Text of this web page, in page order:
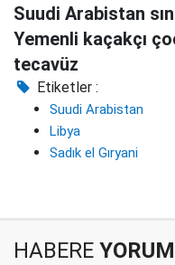
Suudi Arabistan
Yemenli kaçakçı
tecavüz
Etiketler :
Suudi Arabistan
Libya
Sadık el Gıryani
HABERE